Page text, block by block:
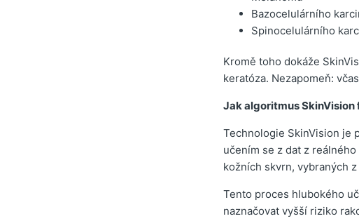
Bazocelulárního
Spinocelulárního
Kromě toho dokáže
keratóza. Nezapomeň:
Jak algoritmus SkinVision
Technologie SkinVision je
učením se z dat z
kožních skvrn, vybraných
Tento proces hlubokého
naznačovat vyšší riziko